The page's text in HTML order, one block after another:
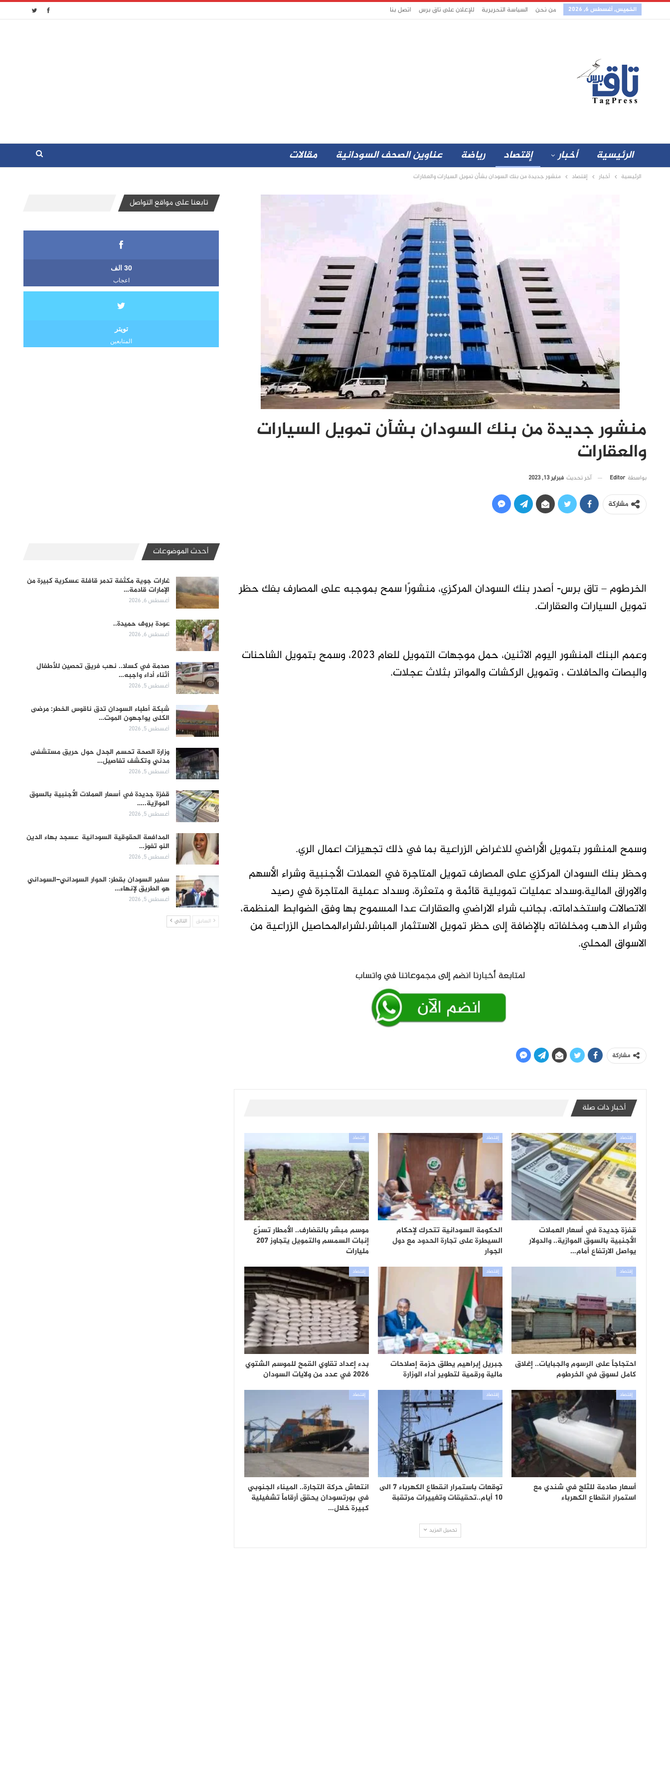
الخميس, أغسطس 6, 2026 من نحن السياسة التحريرية للإعلان على تاق برس اتصل بنا
الرئيسية أخبار إقتصاد رياضة عناوين الصحف السودانية مقالات
الرئيسية أخبار إقتصاد منشور جديدة من بنك السودان بشأن تمويل السيارات والعقارات
منشور جديدة من بنك السودان بشأن تمويل السيارات
والعقارات
بواسطة Editor آخر تحديث فبراير 13, 2023
مشاركة
الخرطوم – تاق برس- أصدر بنك السودان المركزي، منشورًا سمح بموجبه على المصارف بفك حظر
تمويل السيارات والعقارات.
وعمم البنك المنشور اليوم الاثنين، حمل موجهات التمويل للعام 2023، وسمح بتمويل الشاحنات
والبصات والحافلات ، وتمويل الركشات والمواتر بثلاث عجلات.
وسمح المنشور بتمويل الأراضي للاغراض الزراعية بما في ذلك تجهيزات اعمال الري.
وحظر بنك السودان المركزي على المصارف تمويل المتاجرة في العملات الأجنبية وشراء الأسهم
والاوراق المالية،وسداد عمليات تمويلية قائمة و متعثرة، وسداد عملية المتاجرة في رصيد
الاتصالات واستخداماته، بجانب شراء الاراضي والعقارات عدا المسموح بها وفق الضوابط المنظمة،
وشراء الذهب ومخلفاته بالإضافة إلى حظر تمويل الاستثمار المباشر،لشراءالمحاصيل الزراعية من
الاسواق المحلي.
مشاركة
أخبار ذات صلة
إقتصاد
قفزة جديدة في أسعار العملات
الأجنبية بالسوق الموازية.. والدولار
يواصل الارتفاع أمام…
إقتصاد
الحكومة السودانية تتحرك لإحكام
السيطرة على تجارة الحدود مع دول
الجوار
إقتصاد
موسم مبشر بالقضارف.. الأمطار تسرّع
إنبات السمسم والتمويل يتجاوز 207
مليارات
إقتصاد
احتجاجاً على الرسوم والجبايات.. إغلاق
كامل لسوق في الخرطوم
إقتصاد
جبريل إبراهيم يطلق حزمة إصلاحات
مالية ورقمية لتطوير أداء الوزارة
إقتصاد
بدء إعداد تقاوي القمح للموسم الشتوي
2026 في عدد من ولايات السودان
إقتصاد
أسعار صادمة للثلج في شندي مع
استمرار انقطاع الكهرباء
إقتصاد
توقعات باستمرار انقطاع الكهرباء 7 الى
10 أيام..تحقيقات وتغييرات مرتقبة
إقتصاد
انتعاش حركة التجارة.. الميناء الجنوبي
في بورتسودان يحقق أرقاماً تشغيلية
كبيرة خلال…
تحميل المزيد
تابعنا على مواقع التواصل
30 الف
اعجاب
تويتر
المتابعين
أحدث الموضوعات
غارات جوية مكثفة تدمر قافلة عسكرية كبيرة من
الإمارات قادمة…
أغسطس 6, 2026
عودة بروف حميدة..
أغسطس 6, 2026
صدمة في كسلا.. نهب فريق تحصين للأطفال
أثناء أداء واجبه…
أغسطس 5, 2026
شبكة أطباء السودان تدق ناقوس الخطر: مرضى
الكلى يواجهون الموت…
أغسطس 5, 2026
وزارة الصحة تحسم الجدل حول حريق مستشفى
مدني وتكشف تفاصيل…
أغسطس 5, 2026
قفزة جديدة في أسعار العملات الأجنبية بالسوق
الموازية..…
أغسطس 5, 2026
المدافعة الحقوقية السودانية عسجد بهاء الدين
النو تفوز…
أغسطس 5, 2026
سفير السودان بقطر: الحوار السوداني–السوداني
هو الطريق لإنهاء…
أغسطس 5, 2026
السابق التالي